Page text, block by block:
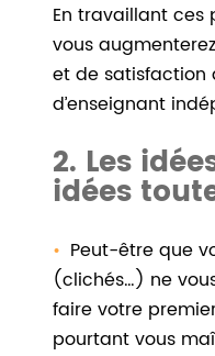
En travaillant ces
vous
et de
d’enseignant
2. Les
idées
Peut-être que
(clichés…) ne
faire votre
pourtant vous